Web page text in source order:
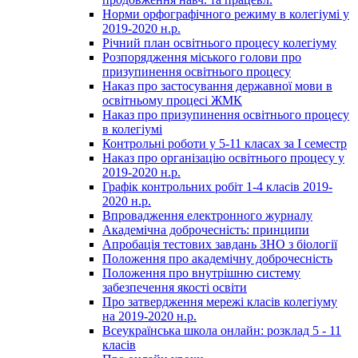
Норми орфографічного режиму в колегіумі у
2019-2020 н.р.
Річний план освітнього процесу колегіуму
Розпорядження міського голови про
призупинення освітнього процесу
Наказ про застосування державної мови в
освітньому процесі ЖМК
Наказ про призупинення освітнього процесу
в колегіумі
Контрольні роботи у 5-11 класах за І семестр
Наказ про організацію освітнього процесу у
2019-2020 н.р.
Графік контрольних робіт 1-4 класів 2019-
2020 н.р.
Впровадження електронного журналу
Академічна доброчесність: принципи
Апробація тестових завдань ЗНО з біології
Положення про академічну доброчесність
Положення про внутрішню систему
забезпечення якості освіти
Про затвердження мережі класів колегіуму
на 2019-2020 н.р.
Всеукраїнська школа онлайн: розклад 5 - 11
класів